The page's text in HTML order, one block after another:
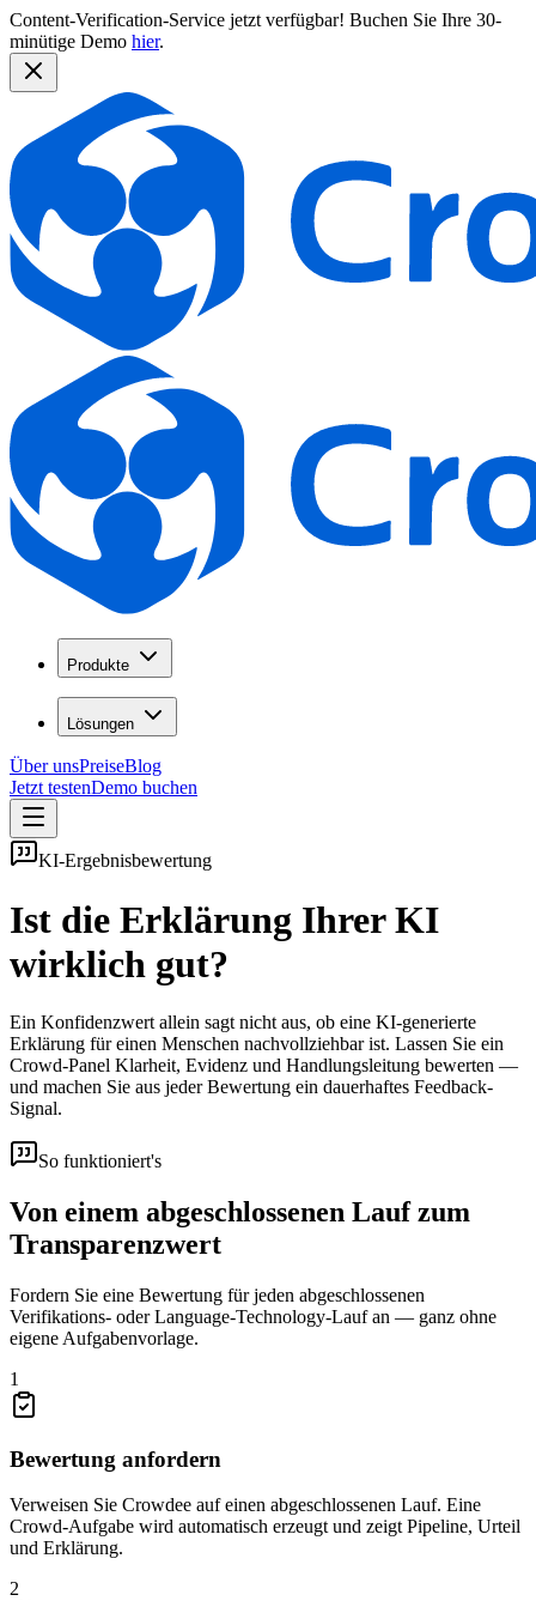
Content-Verification-Service jetzt verfügbar! Buchen Sie Ihre 30-
minütige Demo hier.
Produkte
Lösungen
Über unsPreiseBlog
Jetzt testenDemo buchen
KI-Ergebnisbewertung
Ist die Erklärung Ihrer KI
wirklich gut?
Ein Konfidenzwert allein sagt nicht aus, ob eine KI-generierte
Erklärung für einen Menschen nachvollziehbar ist. Lassen Sie ein
Crowd-Panel Klarheit, Evidenz und Handlungsleitung bewerten —
und machen Sie aus jeder Bewertung ein dauerhaftes Feedback-
Signal.
So funktioniert's
Von einem abgeschlossenen Lauf zum
Transparenzwert
Fordern Sie eine Bewertung für jeden abgeschlossenen
Verifikations- oder Language-Technology-Lauf an — ganz ohne
eigene Aufgabenvorlage.
1
Bewertung anfordern
Verweisen Sie Crowdee auf einen abgeschlossenen Lauf. Eine
Crowd-Aufgabe wird automatisch erzeugt und zeigt Pipeline, Urteil
und Erklärung.
2